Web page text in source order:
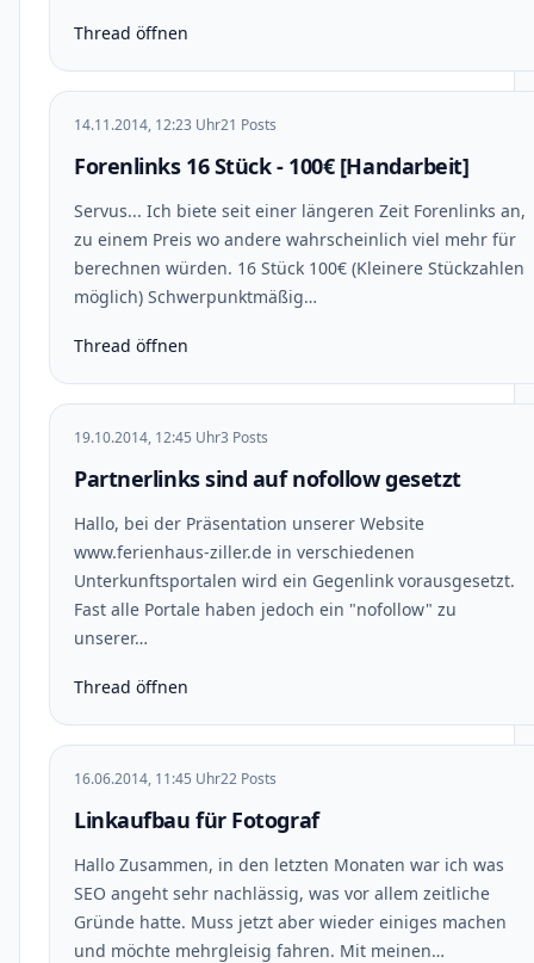
Thread öffnen
14.11.2014, 12:23 Uhr21 Posts
Forenlinks 16 Stück - 100€ [Handarbeit]
Servus... Ich biete seit einer längeren Zeit Forenlinks an,
zu einem Preis wo andere wahrscheinlich viel mehr für
berechnen würden. 16 Stück 100€ (Kleinere Stückzahlen
möglich) Schwerpunktmäßig…
Thread öffnen
19.10.2014, 12:45 Uhr3 Posts
Partnerlinks sind auf nofollow gesetzt
Hallo, bei der Präsentation unserer Website
www.ferienhaus-ziller.de in verschiedenen
Unterkunftsportalen wird ein Gegenlink vorausgesetzt.
Fast alle Portale haben jedoch ein "nofollow" zu
unserer…
Thread öffnen
16.06.2014, 11:45 Uhr22 Posts
Linkaufbau für Fotograf
Hallo Zusammen, in den letzten Monaten war ich was
SEO angeht sehr nachlässig, was vor allem zeitliche
Gründe hatte. Muss jetzt aber wieder einiges machen
und möchte mehrgleisig fahren. Mit meinen…